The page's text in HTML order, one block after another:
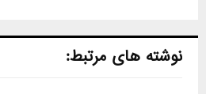
نوشته های مرتبط: